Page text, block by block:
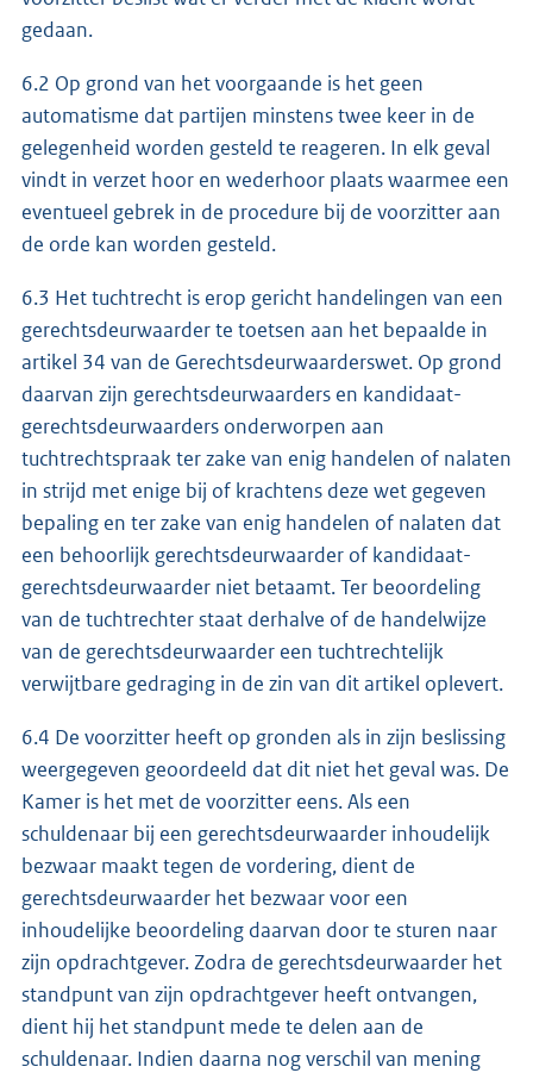
gedaan.
6.2 Op grond van het voorgaande is het geen
automatisme dat partijen minstens twee keer in de
gelegenheid worden gesteld te reageren. In elk geval
vindt in verzet hoor en wederhoor plaats waarmee een
eventueel gebrek in de procedure bij de voorzitter aan
de orde kan worden gesteld.
6.3 Het tuchtrecht is erop gericht handelingen van een
gerechtsdeurwaarder te toetsen aan het bepaalde in
artikel 34 van de Gerechtsdeurwaarderswet. Op grond
daarvan zijn gerechtsdeurwaarders en kandidaat-
gerechtsdeurwaarders onderworpen aan
tuchtrechtspraak ter zake van enig handelen of nalaten
in strijd met enige bij of krachtens deze wet gegeven
bepaling en ter zake van enig handelen of nalaten dat
een behoorlijk gerechtsdeurwaarder of kandidaat-
gerechtsdeurwaarder niet betaamt. Ter beoordeling
van de tuchtrechter staat derhalve of de handelwijze
van de gerechtsdeurwaarder een tuchtrechtelijk
verwijtbare gedraging in de zin van dit artikel oplevert.
6.4 De voorzitter heeft op gronden als in zijn beslissing
weergegeven geoordeeld dat dit niet het geval was. De
Kamer is het met de voorzitter eens. Als een
schuldenaar bij een gerechtsdeurwaarder inhoudelijk
bezwaar maakt tegen de vordering, dient de
gerechtsdeurwaarder het bezwaar voor een
inhoudelijke beoordeling daarvan door te sturen naar
zijn opdrachtgever. Zodra de gerechtsdeurwaarder het
standpunt van zijn opdrachtgever heeft ontvangen,
dient hij het standpunt mede te delen aan de
schuldenaar. Indien daarna nog verschil van mening